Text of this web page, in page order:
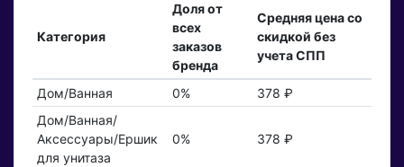
Категория
Доля от
всех
заказов
бренда
Средняя цена со
скидкой без
учета СПП
Дом/Ванная 0%
378 ₽
Дом/Ванная/
Аксессуары/Ершик
для унитаза
0% 378 ₽